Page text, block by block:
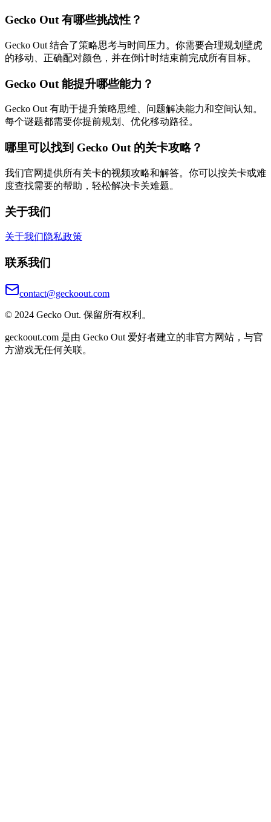
Gecko Out 有哪些挑战性？
Gecko Out 结合了策略思考与时间压力。你需要合理规划壁虎
的移动、正确配对颜色，并在倒计时结束前完成所有目标。
Gecko Out 能提升哪些能力？
Gecko Out 有助于提升策略思维、问题解决能力和空间认知。
每个谜题都需要你提前规划、优化移动路径。
哪里可以找到 Gecko Out 的关卡攻略？
我们官网提供所有关卡的视频攻略和解答。你可以按关卡或难
度查找需要的帮助，轻松解决卡关难题。
关于我们
关于我们隐私政策
联系我们
contact@geckoout.com
© 2024 Gecko Out. 保留所有权利。
geckoout.com 是由 Gecko Out 爱好者建立的非官方网站，与官
方游戏无任何关联。